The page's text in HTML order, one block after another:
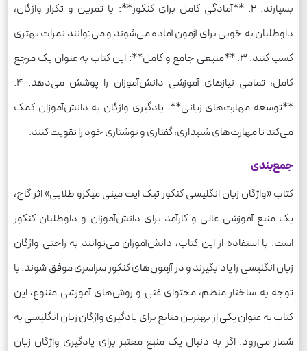
بسپارند. 2. **آمادگی کامل برای کنکور**: با تمرین و تکرار واژگان،
داوطلبان به خوبی برای آزمون آماده می‌شوند و می‌توانند نمرات بهتری
کسب کنند. 3. **منبعی جامع و کامل**: این کتاب به عنوان یک مرجع
کامل، تمامی نیازهای آموزشی دانش‌آموزان را پوشش می‌دهد. 4.
**توسعه مهارت‌های زبانی**: یادگیری واژگان به دانش‌آموزان کمک
می‌کند تا مهارت‌های شنیداری، گفتاری و نوشتاری خود را تقویت کنند.
جمع‌بندی
کتاب «واژگان زبان انگلیسی کنکور تیک ایت مینی میکرو طلایی» اثر گاج،
یک منبع آموزشی عالی و کارآمد برای دانش‌آموزان و داوطلبان کنکور
است. با استفاده از این کتاب، دانش‌آموزان می‌توانند به راحتی واژگان
زبان انگلیسی را یاد بگیرند و در آزمون‌های کنکور سراسری موفق شوند. با
توجه به ساختار منظم، محتوای غنی و روش‌های آموزشی متنوع، این
کتاب به عنوان یکی از بهترین منابع برای یادگیری واژگان زبان انگلیسی به
شمار می‌رود. اگر به دنبال یک منبع معتبر برای یادگیری واژگان زبان